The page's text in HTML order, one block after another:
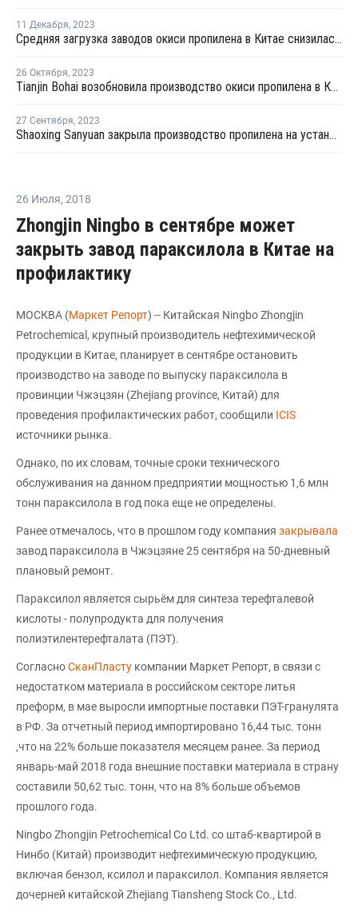
11 Декабря, 2023
Средняя загрузка заводов окиси пропилена в Китае снизилась на 0,7%
26 Октября, 2023
Tianjin Bohai возобновила производство окиси пропилена в Китае после ремонта
27 Сентября, 2023
Shaoxing Sanyuan закрыла производство пропилена на установке каткрекинга в Шанхае
26 Июля, 2018
Zhongjin Ningbo в сентябре может
закрыть завод параксилола в Китае на
профилактику
МОСКВА (Маркет Репорт) -- Китайская Ningbo Zhongjin
Petrochemical, крупный производитель нефтехимической
продукции в Китае, планирует в сентябре остановить
производство на заводе по выпуску параксилола в
провинции Чжэцзян (Zhejiang province, Китай) для
проведения профилактических работ, сообщили ICIS
источники рынка.
Однако, по их словам, точные сроки технического
обслуживания на данном предприятии мощностью 1,6 млн
тонн параксилола в год пока еще не определены.
Ранее отмечалось, что в прошлом году компания закрывала
завод параксилола в Чжэцзяне 25 сентября на 50-дневный
плановый ремонт.
Параксилол является сырьём для синтеза терефталевой
кислоты - полупродукта для получения
полиэтилентерефталата (ПЭТ).
СогласноСканПласту компании Маркет Репорт, в связи с
недостатком материала в российском секторе литья
преформ, в мае выросли импортные поставки ПЭТ-гранулята
в РФ. За отчетный период импортировано 16,44 тыс. тонн
,что на 22% больше показателя месяцем ранее. За период
январь-май 2018 года внешние поставки материала в страну
составили 50,62 тыс. тонн, что на 8% больше объемов
прошлого года.
Ningbo Zhongjin Petrochemical Co Ltd. со штаб-квартирой в
Нинбо (Китай) производит нефтехимическую продукцию,
включая бензол, ксилол и параксилол. Компания является
дочерней китайской Zhejiang Tiansheng Stock Co., Ltd.